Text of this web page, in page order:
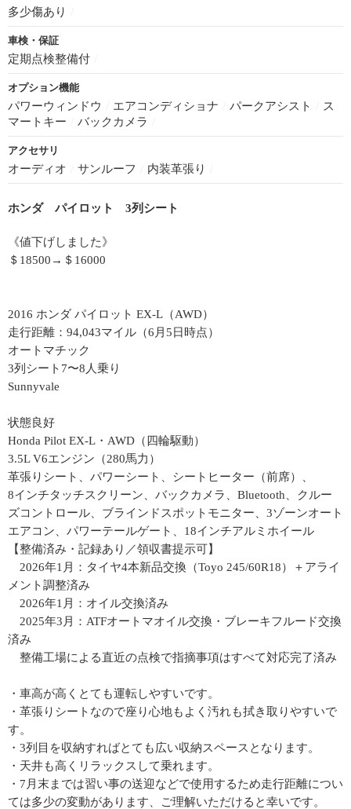
多少傷あり
車検・保証
定期点検整備付
オプション機能
パワーウィンドウ エアコンディショナ パークアシスト
ス
マートキー
バックカメラ
アクセサリ
オーディオ サンルーフ 内装革張り
ホンダ パイロット 3列シート
《値下げしました》
＄18500→＄16000
2016 ホンダ パイロット EX-L（AWD）
走行距離：94,043マイル（6月5日時点）
オートマチック
3列シート7〜8人乗り
Sunnyvale
状態良好
Honda Pilot EX-L・AWD（四輪駆動）
3.5L V6エンジン（280馬力）
革張りシート、パワーシート、シートヒーター（前席）、
8インチタッチスクリーン、バックカメラ、Bluetooth、クルー
ズコントロール、ブラインドスポットモニター、3ゾーンオート
エアコン、パワーテールゲート、18インチアルミホイール
【整備済み・記録あり／領収書提示可】
2026年1月：タイヤ4本新品交換（Toyo 245/60R18）＋アライ
メント調整済み
2026年1月：オイル交換済み
2025年3月：ATFオートマオイル交換・ブレーキフルード交換
済み
整備工場による直近の点検で指摘事項はすべて対応完了済み
・車高が高くとても運転しやすいです。
・革張りシートなので座り心地もよく汚れも拭き取りやすいで
す。
・3列目を収納すればとても広い収納スペースとなります。
・天井も高くリラックスして乗れます。
・7月末までは習い事の送迎などで使用するため走行距離につい
ては多少の変動があります、ご理解いただけると幸いです。